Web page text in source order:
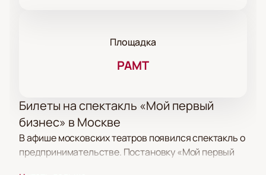
Площадка
РАМТ
Билеты на спектакль «Мой первый
бизнес» в Москве
В афише московских театров появился спектакль о
предпринимательстве. Постановку «Мой первый